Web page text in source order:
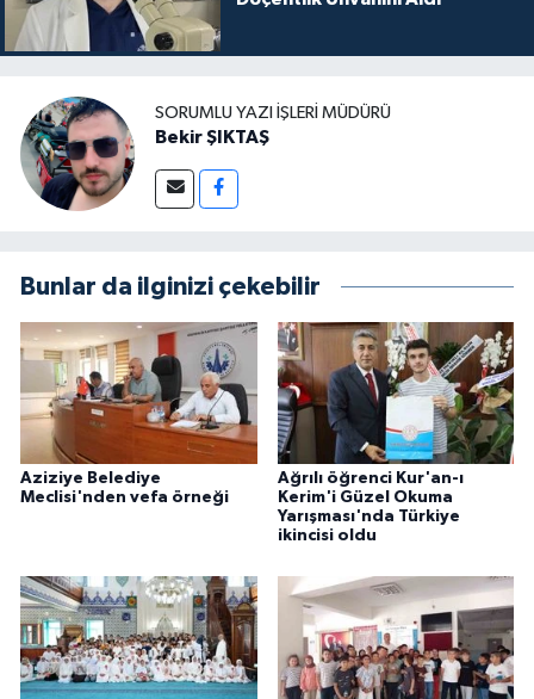
SORUMLU YAZI İŞLERI MÜDÜRÜ
Bekir ŞIKTAŞ
Bunlar da ilginizi çekebilir
Aziziye Belediye
Meclisi'nden vefa örneği
Ağrılı öğrenci Kur'an-ı
Kerim'i Güzel Okuma
Yarışması'nda Türkiye
ikincisi oldu